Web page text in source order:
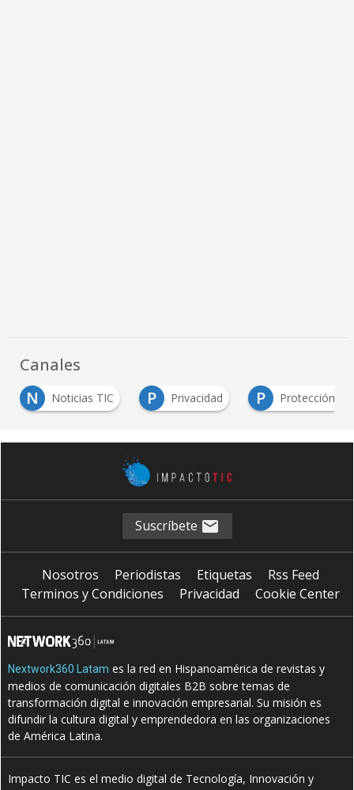
Canales
N
Noticias TIC P Privacidad P Protección de
Suscríbete
Nosotros Periodistas Etiquetas
Rss Feed
Terminos y Condiciones
Privacidad Cookie Center
Nextwork360 Latam es la red en Hispanoamérica de revistas y
medios de comunicación digitales B2B sobre temas de
transformación digital e innovación empresarial. Su misión es
difundir la cultura digital y emprendedora en las organizaciones
de América Latina.
Impacto TIC es el medio digital de Tecnología, Innovación y